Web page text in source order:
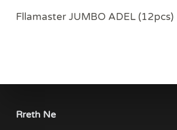
Fllamaster JUMBO ADEL (12pcs)
Rreth Ne